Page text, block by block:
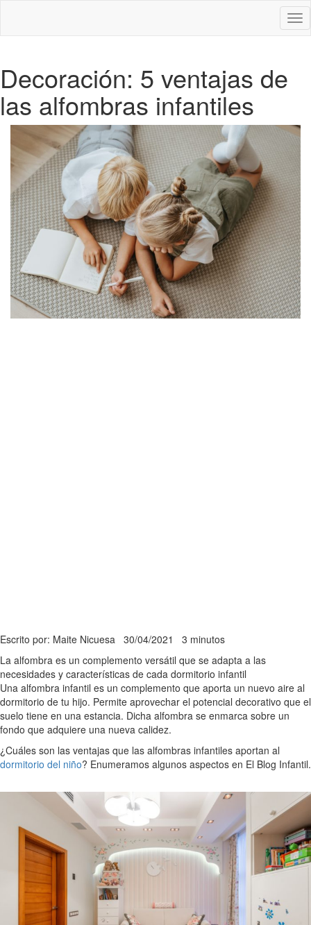
Decoración: 5 ventajas de
las alfombras infantiles
Escrito por: Maite Nicuesa 30/04/2021 3 minutos
La alfombra es un complemento versátil que se adapta a las
necesidades y características de cada dormitorio infantil
Una alfombra infantil es un complemento que aporta un nuevo aire al
dormitorio de tu hijo. Permite aprovechar el potencial decorativo que el
suelo tiene en una estancia. Dicha alfombra se enmarca sobre un
fondo que adquiere una nueva calidez.
¿Cuáles son las ventajas que las alfombras infantiles aportan al
dormitorio del niño? Enumeramos algunos aspectos en El Blog Infantil.